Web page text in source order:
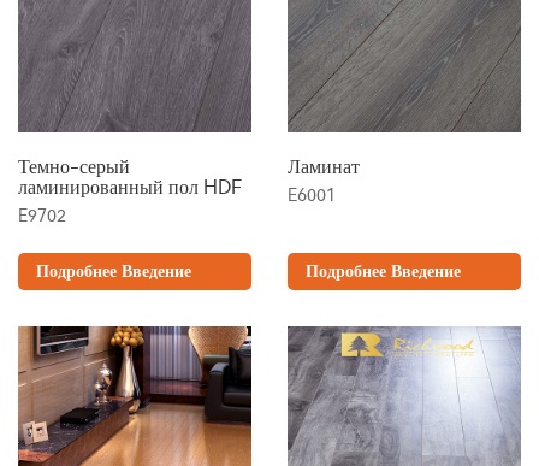
Темно-серый
ламинированный пол HDF
E9702
Подробнее Введение
Ламинат
E6001
Подробнее Введение